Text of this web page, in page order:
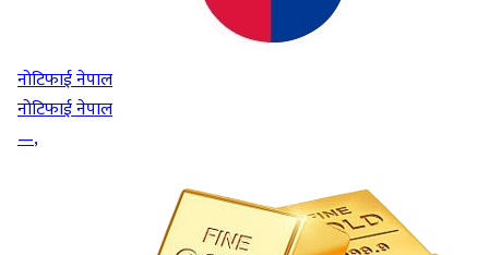
नोटिफाई नेपाल
नोटिफाई नेपाल
—,